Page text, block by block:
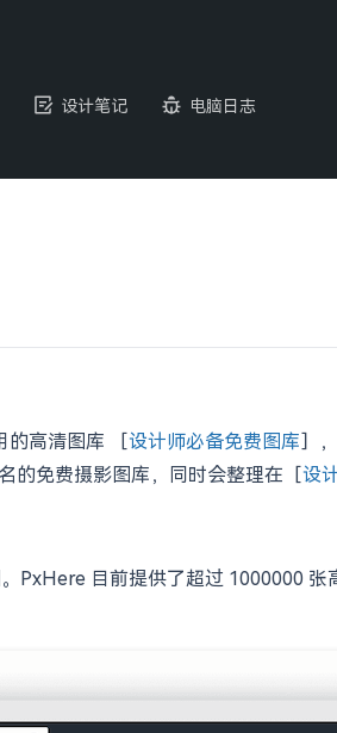
设计笔记 电脑日志
的高清图库 ［设计师必备免费图库］
的免费摄影图库，同时会整理在［设
PxHere 目前提供了超过 1000000